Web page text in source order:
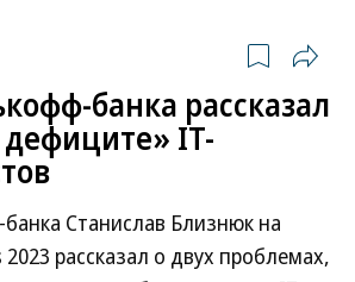
банка рассказал
IT-
Станислав Близнюк на
рассказал о двух проблемах,